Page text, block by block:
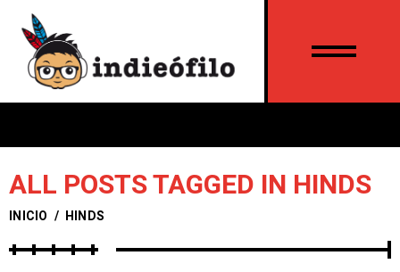
ALL POSTS TAGGED IN HINDS
INICIO / HINDS